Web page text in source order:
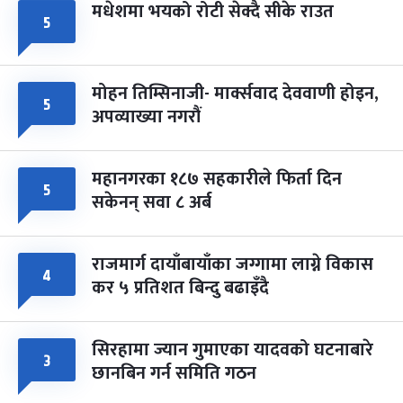
५ मधेशमा भयको रोटी सेक्दै सीके राउत
५ मोहन तिम्सिनाजी- मार्क्सवाद देववाणी होइन,
अपव्याख्या नगरौं
५ महानगरका १८७ सहकारीले फिर्ता दिन
सकेनन् सवा ८ अर्ब
४ राजमार्ग दायाँबायाँका जग्गामा लाग्ने विकास
कर ५ प्रतिशत बिन्दु बढाइँदै
३ सिरहामा ज्यान गुमाएका यादवको घटनाबारे
छानबिन गर्न समिति गठन